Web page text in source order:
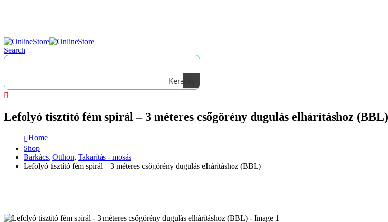
Search
Keresés
Lefolyó tisztító fém spirál – 3 méteres csőgörény dugulás elhárításhoz (BBL)
Home
Shop
Barkács, Otthon, Takarítás - mosás
Lefolyó tisztító fém spirál – 3 méteres csőgörény dugulás elhárításhoz (BBL)